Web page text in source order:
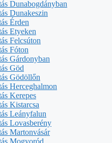
Dunabogdányban
Dunakeszin
Érden
Etyeken
Felcsúton
Fóton
Gárdonyban
Göd
Gödöllőn
Herceghalmon
Kerepes
Kistarcsa
Leányfalun
Lovasberény
Martonvásár
Mogyoród